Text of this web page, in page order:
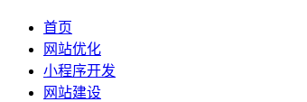
首页
网站优化
小程序开发
网站建设